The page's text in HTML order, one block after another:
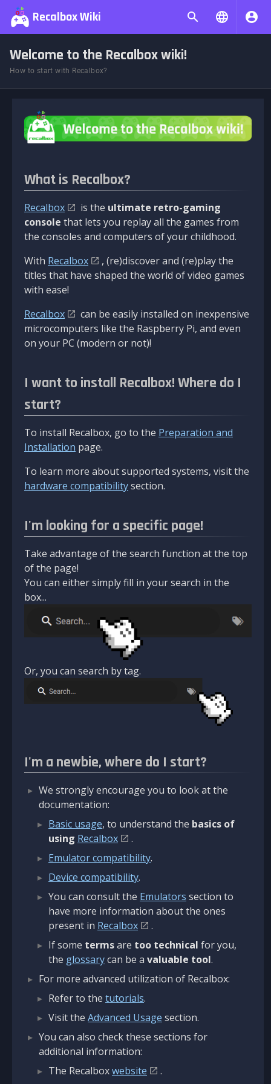
Recalbox Wiki
Welcome to the Recalbox wiki!
How to start with Recalbox?
What is Recalbox?
Recalbox is the ultimate retro-gaming
console that lets you replay all the games from
the consoles and computers of your childhood.
With Recalbox
, (re)discover and (re)play the
titles that have shaped the world of video games
with ease!
Recalbox
can be easily installed on inexpensive
microcomputers like the Raspberry Pi, and even
on your PC (modern or not)!
I want to install Recalbox! Where do I
start?
To install Recalbox, go to the Preparation and
Installation page.
To learn more about supported systems, visit the
hardware compatibilitysection.
I'm looking for a specific page!
Take advantage of the search function at the top
of the page!
You can either simply fill in your search in the
box...
Or, you can search by tag.
I'm a newbie, where do I start?
We strongly encourage you to look at the
documentation:
Basic usage, to understand the basics of
using Recalbox
.
Emulator compatibility.
Device compatibility.
You can consult the Emulators section to
have more information about the ones
present in Recalbox
.
If some termsare too technical for you,
the glossarycan be a valuable tool.
For more advanced utilization of Recalbox:
Refer to the tutorials.
Visit the Advanced Usage section.
You can also check these sections for
additional information:
The Recalboxwebsite
.